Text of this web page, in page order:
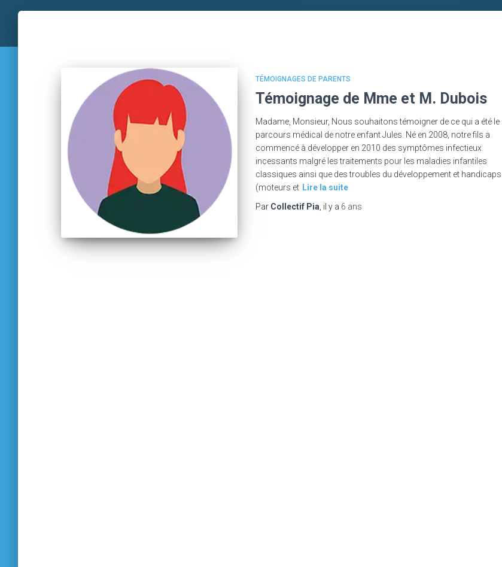
TÉMOIGNAGES DE PARENTS
Témoignage de Mme et M. Dubois
Madame, Monsieur, Nous souhaitons témoigner de ce qui a été le
parcours médical de notre enfant Jules. Né en 2008, notre fils a
commencé à développer en 2010 des symptômes infectieux
incessants malgré les traitements pour les maladies infantiles
classiques ainsi que des troubles du développement et handicaps
(moteurs et Lire la suite
Par Collectif Pia, il y a 6 ans